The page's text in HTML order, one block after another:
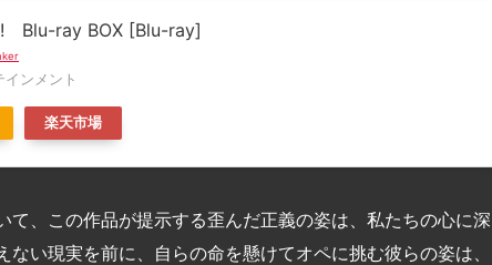
Blu-ray BOX [Blu-ray]
インメント
楽天市場
て、この作品が提示する歪んだ正義の姿は、私たちの心に深
い現実を前に、自らの命を懸けてオペに挑む彼らの姿は、